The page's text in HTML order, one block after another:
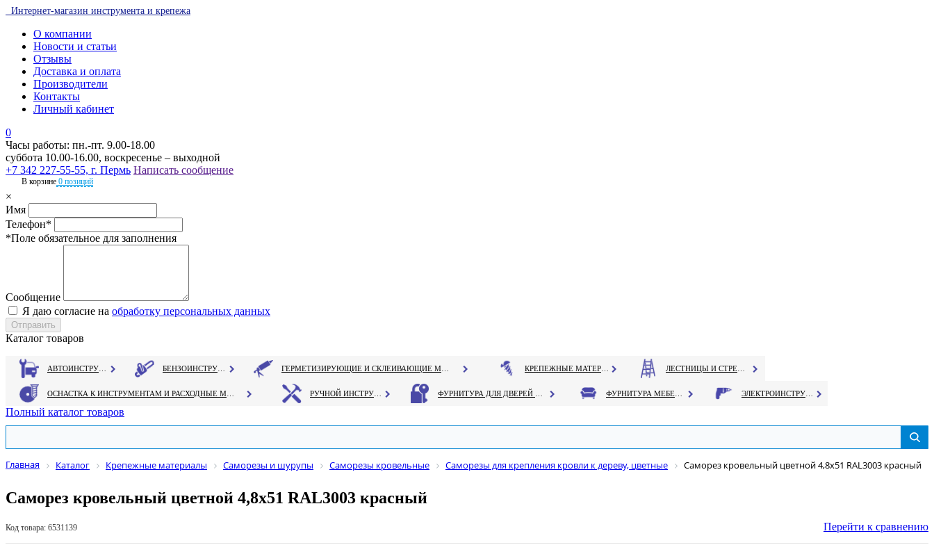
Интернет-магазин инструмента и крепежа
О компании
Новости и статьи
Отзывы
Доставка и оплата
Производители
Контакты
Личный кабинет
0
Часы работы: пн.-пт. 9.00-18.00
суббота 10.00-16.00, воскресенье – выходной
+7 342 227-55-55, г. Пермь Написать сообщение
В корзине 0 позиций
×
Имя
Телефон*
*Поле обязательное для заполнения
Сообщение
Я даю согласие на обработку персональных данных
Каталог товаров
Полный каталог товаров
Главная Каталог Крепежные материалы Саморезы и шурупы Саморезы кровельные Саморезы для крепления кровли к дереву, цветные Саморез кровельный цветной 4,8х51 RAL3003 красный
Саморез кровельный цветной 4,8х51 RAL3003 красный
Код товара: 6531139 Перейти к сравнению